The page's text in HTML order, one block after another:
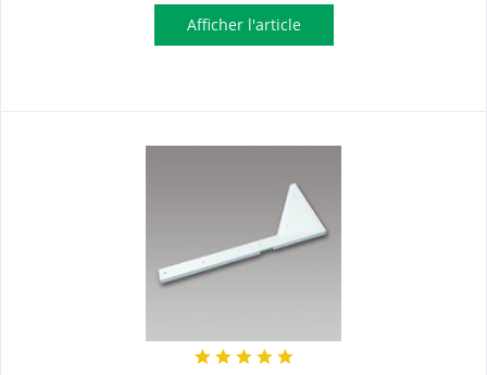
Afficher l'article